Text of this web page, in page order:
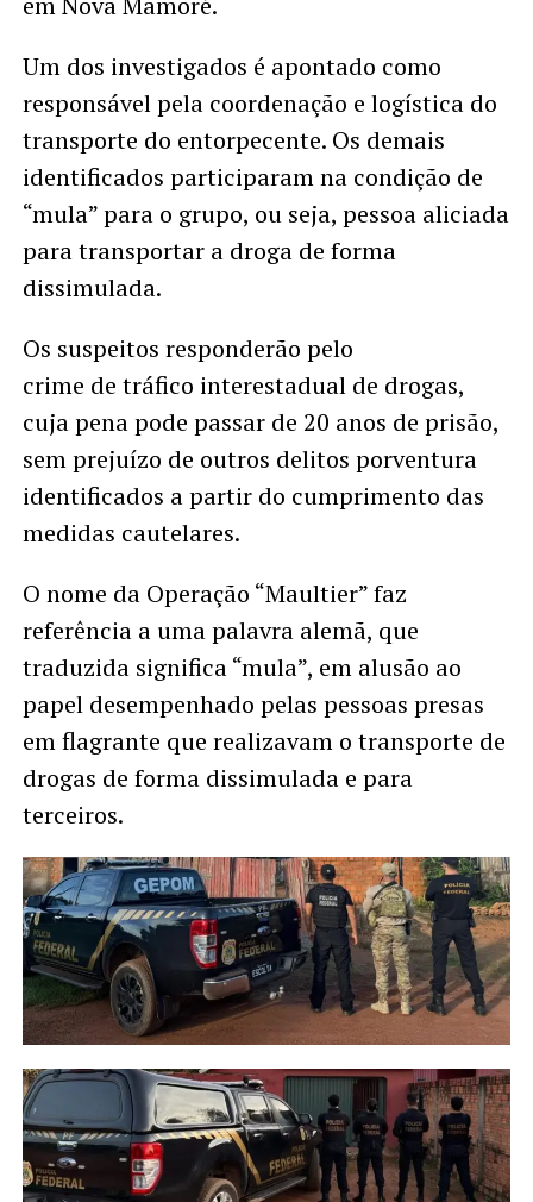
Um dos investigados é apontado como
responsável pela coordenação e logística do
transporte do entorpecente. Os demais
identificados participaram na condição de
“mula” para o grupo, ou seja, pessoa aliciada
para transportar a droga de forma
dissimulada.
Os suspeitos responderão pelo
crime de tráfico interestadual de drogas,
cuja pena pode passar de 20 anos de prisão,
sem prejuízo de outros delitos porventura
identificados a partir do cumprimento das
medidas cautelares.
O nome da Operação “Maultier” faz
referência a uma palavra alemã, que
traduzida significa “mula”, em alusão ao
papel desempenhado pelas pessoas presas
em flagrante que realizavam o transporte de
drogas de forma dissimulada e para
terceiros.